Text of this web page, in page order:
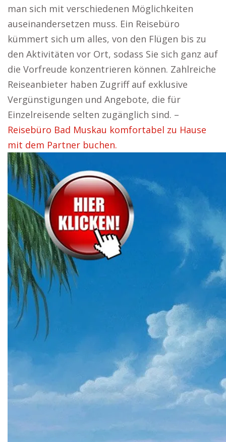
man sich mit verschiedenen Möglichkeiten
auseinandersetzen muss. Ein Reisebüro
kümmert sich um alles, von den Flügen bis zu
den Aktivitäten vor Ort, sodass Sie sich ganz auf
die Vorfreude konzentrieren können. Zahlreiche
Reiseanbieter haben Zugriff auf exklusive
Vergünstigungen und Angebote, die für
Einzelreisende selten zugänglich sind. –
Reisebüro Bad Muskau komfortabel zu Hause
mit dem Partner buchen.